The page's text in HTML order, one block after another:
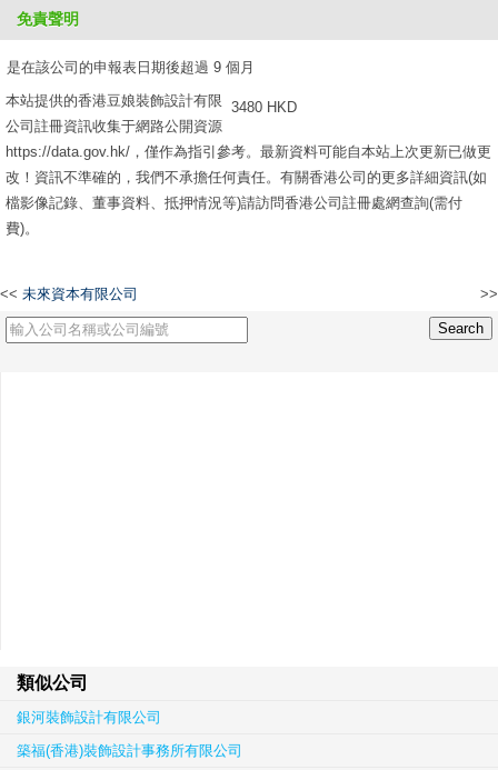
是在該公司的申報表日期後超過 9 個月
3480 HKD
免責聲明
本站提供的香港豆娘裝飾設計有限
公司註冊資訊收集于網路公開資源
https://data.gov.hk/，僅作為指引參考。最新資料可能自本站上次更新已做更
改！資訊不準確的，我們不承擔任何責任。有關香港公司的更多詳細資訊(如
檔影像記錄、董事資料、抵押情況等)請訪問香港公司註冊處網查詢(需付
費)。
<< 未來資本有限公司 >>
類似公司
銀河裝飾設計有限公司
築福(香港)裝飾設計事務所有限公司